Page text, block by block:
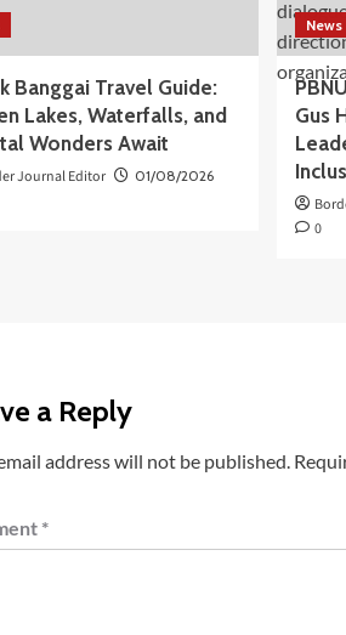
Banggai Travel Guide:
Lakes, Waterfalls, and
Wonders Await
Journal Editor 01/08/2026
News
Gus
0
a Reply
address will not be published.
*